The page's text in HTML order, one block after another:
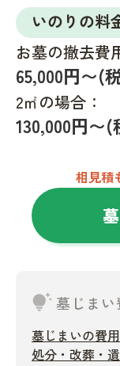
いのりの料
お墓の撤去費
65,000円〜(
2㎡の場合：
130,000円〜(
相見積
tips_and_updates墓じま
墓じまいの費
処分・改葬・